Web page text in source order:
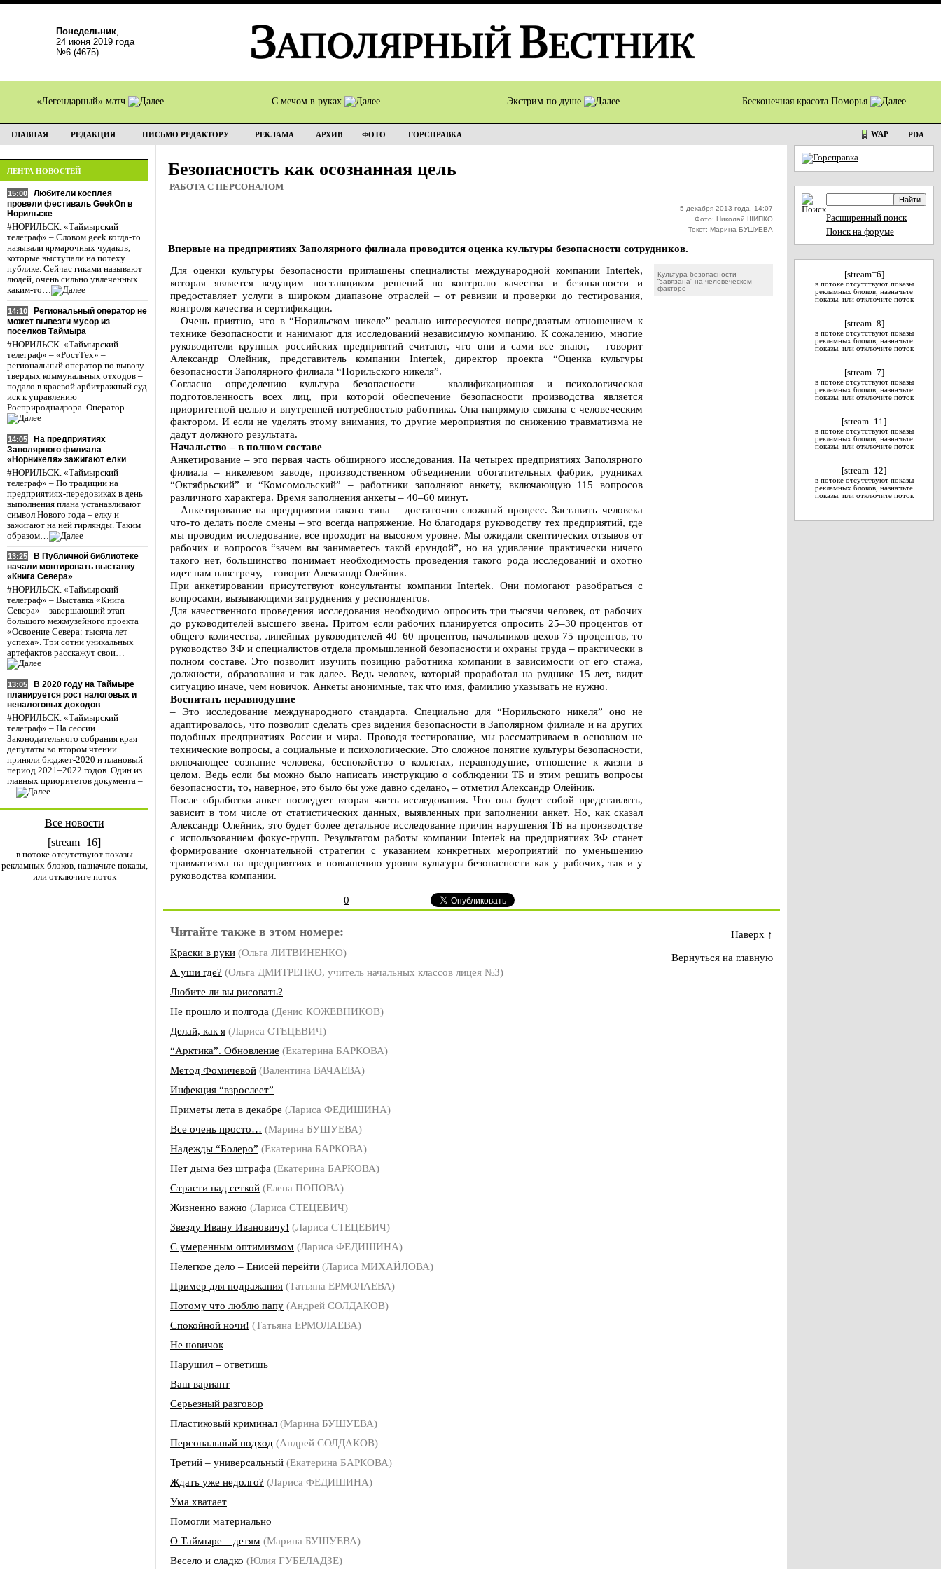
Понедельник,
24 июня 2019 года
№6 (4675)
«Легендарный» матч С мечом в руках Экстрим по душе Бесконечная красота Поморья
ГЛАВНАЯ РЕДАКЦИЯ ПИСЬМО РЕДАКТОРУ РЕКЛАМА АРХИВ ФОТО ГОРСПРАВКА WAP PDA
ЛЕНТА НОВОСТЕЙ
15:00
Любители косплея
провели фестиваль GeekOn в
Норильске
#НОРИЛЬСК. «Таймырский
телеграф» – Словом geek когда-то
называли ярмарочных чудаков,
которые выступали на потеху
публике. Сейчас гиками называют
людей, очень сильно увлеченных
каким-то…
14:10
Региональный оператор не
может вывезти мусор из
поселков Таймыра
#НОРИЛЬСК. «Таймырский
телеграф» – «РостТех» –
региональный оператор по вывозу
твердых коммунальных отходов –
подало в краевой арбитражный суд
иск к управлению
Росприроднадзора. Оператор…
14:05
На предприятиях
Заполярного филиала
«Норникеля» зажигают елки
#НОРИЛЬСК. «Таймырский
телеграф» – По традиции на
предприятиях-передовиках в день
выполнения плана устанавливают
символ Нового года – елку и
зажигают на ней гирлянды. Таким
образом…
13:25
В Публичной библиотеке
начали монтировать выставку
«Книга Севера»
#НОРИЛЬСК. «Таймырский
телеграф» – Выставка «Книга
Севера» – завершающий этап
большого межмузейного проекта
«Освоение Севера: тысяча лет
успеха». Три сотни уникальных
артефактов расскажут свои…
13:05
В 2020 году на Таймыре
планируется рост налоговых и
неналоговых доходов
#НОРИЛЬСК. «Таймырский
телеграф» – На сессии
Законодательного собрания края
депутаты во втором чтении
приняли бюджет-2020 и плановый
период 2021–2022 годов. Один из
главных приоритетов документа –
…
Все новости
[stream=16]
в потоке отсутствуют показы
рекламных блоков, назначьте показы,
или отключите поток
Безопасность как осознанная цель
РАБОТА С ПЕРСОНАЛОМ
5 декабря 2013 года, 14:07
Фото: Николай ЩИПКО
Текст: Марина БУШУЕВА
Впервые на предприятиях Заполярного филиала проводится оценка культуры безопасности сотрудников.
Для оценки культуры безопасности приглашены специалисты международной компании Intertek,
которая является ведущим поставщиком решений по контролю качества и безопасности и
предоставляет услуги в широком диапазоне отраслей – от ревизии и проверки до тестирования,
контроля качества и сертификации.
– Очень приятно, что в “Норильском никеле” реально интересуются непредвзятым отношением к
технике безопасности и нанимают для исследований независимую компанию. К сожалению, многие
руководители крупных российских предприятий считают, что они и сами все знают, – говорит
Александр Олейник, представитель компании Intertek, директор проекта “Оценка культуры
безопасности Заполярного филиала “Норильского никеля”.
Согласно определению культура безопасности – квалификационная и психологическая
подготовленность всех лиц, при которой обеспечение безопасности производства является
приоритетной целью и внутренней потребностью работника. Она напрямую связана с человеческим
фактором. И если не уделять этому внимания, то другие мероприятия по снижению травматизма не
дадут должного результата.
Начальство – в полном составе
Анкетирование – это первая часть обширного исследования. На четырех предприятиях Заполярного
филиала – никелевом заводе, производственном объединении обогатительных фабрик, рудниках
“Октябрьский” и “Комсомольский” – работники заполняют анкету, включающую 115 вопросов
различного характера. Время заполнения анкеты – 40–60 минут.
– Анкетирование на предприятии такого типа – достаточно сложный процесс. Заставить человека
что-то делать после смены – это всегда напряжение. Но благодаря руководству тех предприятий, где
мы проводим исследование, все проходит на высоком уровне. Мы ожидали скептических отзывов от
рабочих и вопросов “зачем вы занимаетесь такой ерундой”, но на удивление практически ничего
такого нет, большинство понимает необходимость проведения такого рода исследований и охотно
идет нам навстречу, – говорит Александр Олейник.
При анкетировании присутствуют консультанты компании Intertek. Они помогают разобраться с
вопросами, вызывающими затруднения у респондентов.
Для качественного проведения исследования необходимо опросить три тысячи человек, от рабочих
до руководителей высшего звена. Притом если рабочих планируется опросить 25–30 процентов от
общего количества, линейных руководителей 40–60 процентов, начальников цехов 75 процентов, то
руководство ЗФ и специалистов отдела промышленной безопасности и охраны труда – практически в
полном составе. Это позволит изучить позицию работника компании в зависимости от его стажа,
должности, образования и так далее. Ведь человек, который проработал на руднике 15 лет, видит
ситуацию иначе, чем новичок. Анкеты анонимные, так что имя, фамилию указывать не нужно.
Воспитать неравнодушие
– Это исследование международного стандарта. Специально для “Норильского никеля” оно не
адаптировалось, что позволит сделать срез видения безопасности в Заполярном филиале и на других
подобных предприятиях России и мира. Проводя тестирование, мы рассматриваем в основном не
технические вопросы, а социальные и психологические. Это сложное понятие культуры безопасности,
включающее сознание человека, беспокойство о коллегах, неравнодушие, отношение к жизни в
целом. Ведь если бы можно было написать инструкцию о соблюдении ТБ и этим решить вопросы
безопасности, то, наверное, это было бы уже давно сделано, – отметил Александр Олейник.
После обработки анкет последует вторая часть исследования. Что она будет собой представлять,
зависит в том числе от статистических данных, выявленных при заполнении анкет. Но, как сказал
Александр Олейник, это будет более детальное исследование причин нарушения ТБ на производстве
с использованием фокус-групп. Результатом работы компании Intertek на предприятиях ЗФ станет
формирование окончательной стратегии с указанием конкретных мероприятий по уменьшению
травматизма на предприятиях и повышению уровня культуры безопасности как у рабочих, так и у
руководства компании.
Культура безопасности
“завязана” на человеческом
факторе
0
Читайте также в этом номере:
Краски в руки (Ольга ЛИТВИНЕНКО)
А уши где? (Ольга ДМИТРЕНКО, учитель начальных классов лицея №3)
Любите ли вы рисовать?
Не прошло и полгода (Денис КОЖЕВНИКОВ)
Делай, как я (Лариса СТЕЦЕВИЧ)
“Арктика”. Обновление (Екатерина БАРКОВА)
Метод Фомичевой (Валентина ВАЧАЕВА)
Инфекция “взрослеет”
Приметы лета в декабре (Лариса ФЕДИШИНА)
Все очень просто… (Марина БУШУЕВА)
Надежды “Болеро” (Екатерина БАРКОВА)
Нет дыма без штрафа (Екатерина БАРКОВА)
Страсти над сеткой (Елена ПОПОВА)
Жизненно важно (Лариса СТЕЦЕВИЧ)
Звезду Ивану Ивановичу! (Лариса СТЕЦЕВИЧ)
С умеренным оптимизмом (Лариса ФЕДИШИНА)
Нелегкое дело – Енисей перейти (Лариса МИХАЙЛОВА)
Пример для подражания (Татьяна ЕРМОЛАЕВА)
Потому что люблю папу (Андрей СОЛДАКОВ)
Спокойной ночи! (Татьяна ЕРМОЛАЕВА)
Не новичок
Нарушил – ответишь
Ваш вариант
Серьезный разговор
Пластиковый криминал (Марина БУШУЕВА)
Персональный подход (Андрей СОЛДАКОВ)
Третий – универсальный (Екатерина БАРКОВА)
Ждать уже недолго? (Лариса ФЕДИШИНА)
Ума хватает
Помогли материально
О Таймыре – детям (Марина БУШУЕВА)
Весело и сладко (Юлия ГУБЕЛАДЗЕ)
Наверх ↑
Вернуться на главную
Расширенный поиск
Поиск на форуме
[stream=6]
в потоке отсутствуют показы
рекламных блоков, назначьте
показы, или отключите поток
[stream=8]
в потоке отсутствуют показы
рекламных блоков, назначьте
показы, или отключите поток
[stream=7]
в потоке отсутствуют показы
рекламных блоков, назначьте
показы, или отключите поток
[stream=11]
в потоке отсутствуют показы
рекламных блоков, назначьте
показы, или отключите поток
[stream=12]
в потоке отсутствуют показы
рекламных блоков, назначьте
показы, или отключите поток